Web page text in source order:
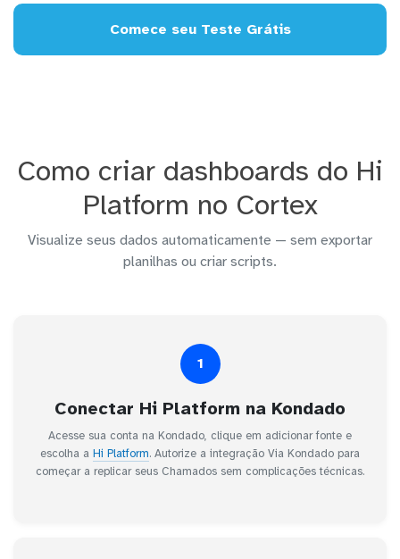
Comece seu Teste Grátis
Como criar dashboards do Hi
Platform no Cortex
Visualize seus dados automaticamente — sem exportar
planilhas ou criar scripts.
1
Conectar Hi Platform na Kondado
Acesse sua conta na Kondado, clique em adicionar fonte e
escolha a Hi Platform. Autorize a integração Via Kondado para
começar a replicar seus Chamados sem complicações técnicas.